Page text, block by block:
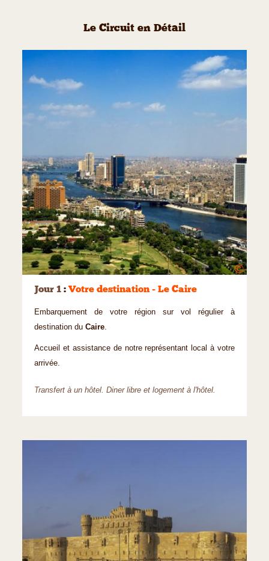
Le Circuit en Détail
©
Jour 1 : Votre destination - Le Caire
Embarquement de votre région sur vol régulier à
destination du Caire.
Accueil et assistance de notre représentant local à votre
arrivée.
Transfert à un hôtel. Diner libre et logement à l'hôtel.